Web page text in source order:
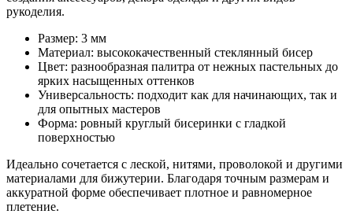
рукоделия.
Размер: 3 мм
Материал: высококачественный стеклянный бисер
Цвет: разнообразная палитра от нежных пастельных до
ярких насыщенных оттенков
Универсальность: подходит как для начинающих, так и
для опытных мастеров
Форма: ровный круглый бисеринки с гладкой
поверхностью
Идеально сочетается с леской, нитями, проволокой и другими
материалами для бижутерии. Благодаря точным размерам и
аккуратной форме обеспечивает плотное и равномерное
плетение.